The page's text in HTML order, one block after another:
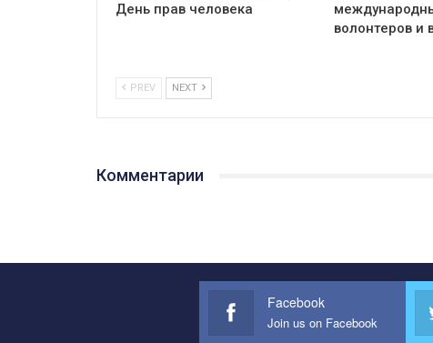
День прав человека
волонтеров и
PREV NEXT
Комментарии
Facebook
Join us on Facebook